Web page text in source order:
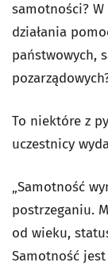
samotności?
działania
państwowych,
To niektóre z
uczestnicy
„Samotność
postrzeganiu.
od wieku,
Samotność